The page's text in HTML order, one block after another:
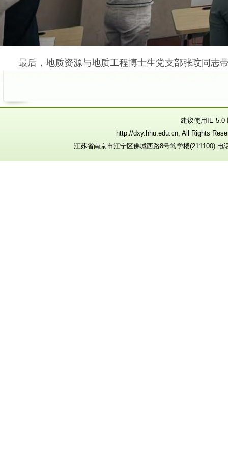
最后，地质资源与地质工程博士生党支部张玟同志
建议使用IE 5.0
http://dxy.hhu.edu.cn, All Rights
江苏省南京市江宁区佛城西路8号笃学楼(211100)